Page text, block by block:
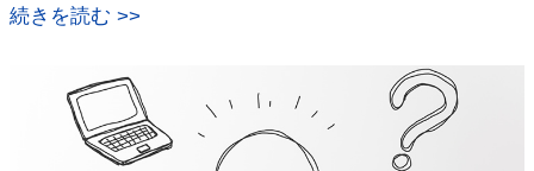
続きを読む >>